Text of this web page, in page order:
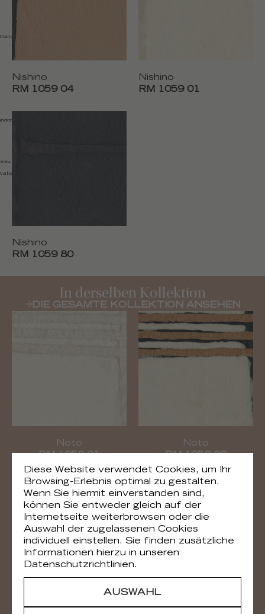
product, Natural
nettoyer avec un chiffon
clean with a dry cloth
Nishino
RM 1059 04
Nishino
RM 1059 01
Nishino
RM 1059 80
In derselben Kollektion
DIE GESAMTE KOLLEKTION ANSEHEN
Noto
RM 1058 01
Noto
RM 1058 02
Noto
Noto
Diese Website verwendet Cookies, um Ihr
Browsing-Erlebnis optimal zu gestalten.
Wenn Sie hiermit einverstanden sind,
können Sie entweder gleich auf der
Internetseite weiterbrowsen oder die
Auswahl der zugelassenen Cookies
individuell einstellen. Sie finden zusätzliche
Informationen hierzu in unseren
Datenschutzrichtlinien.
AUSWAHL